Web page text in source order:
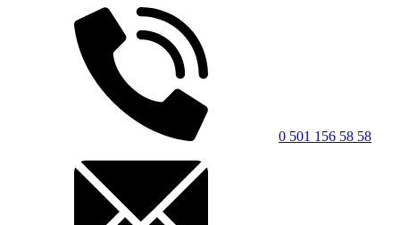
0 501 156 58 58